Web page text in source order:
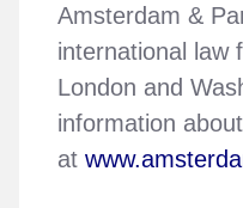
Amsterdam &
international law
London and
information
at